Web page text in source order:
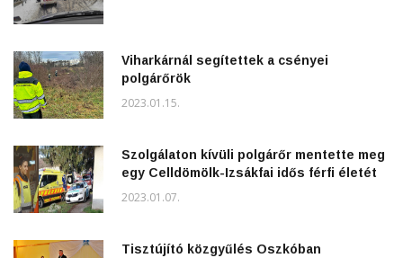
Viharkárnál segítettek a csényei
polgárőrök
2023.01.15.
Szolgálaton kívüli polgárőr mentette meg
egy Celldömölk-Izsákfai idős férfi életét
2023.01.07.
Tisztújító közgyűlés Oszkóban